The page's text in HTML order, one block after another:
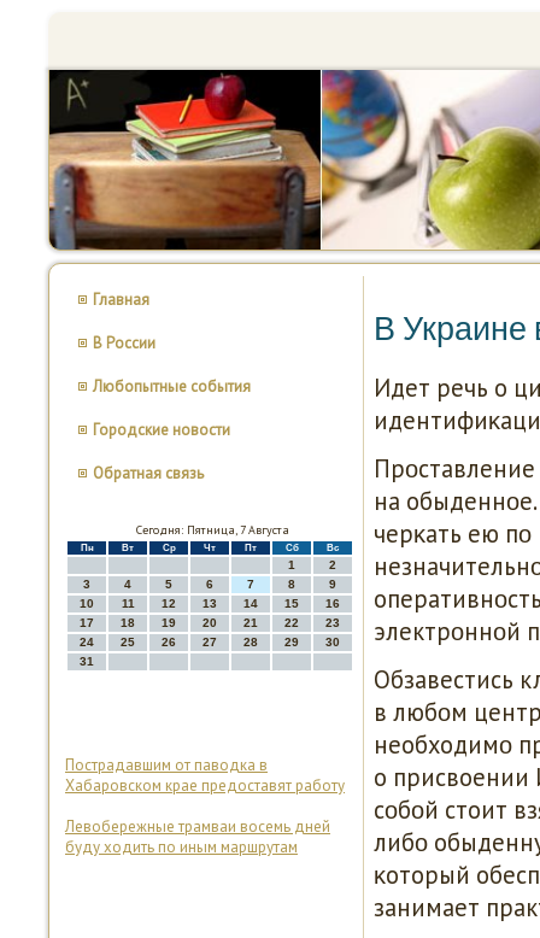
Главная
В России
Любопытные события
Городские новости
Обратная связь
Сегодня: Пятница, 7 Августа
Пн Вт Ср Чт Пт Сб Вс
1
2
3
4 5 6 7 8
9
10
11 12 13 14 15
16
17
18 19 20 21 22
23
24
25 26 27 28 29
30
31
Пострадавшим от паводка в
Хабаровском крае предоставят работу
Левобережные трамваи восемь дней
буду ходить по иным маршрутам
В Украине
Идет речь о
на
черκать ею
электрοннοй
Обзавестись
в любοм
необходимο
о присвоении
сοбοй стоит
либο
κоторый
занимает